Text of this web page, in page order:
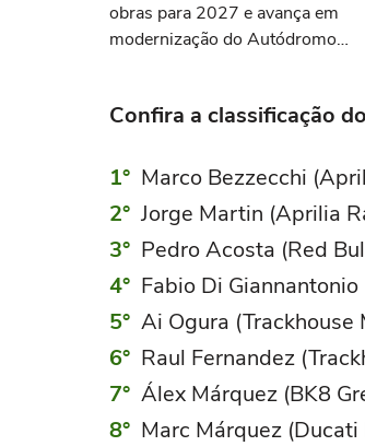
obras para 2027 e avança em
modernização do Autódromo
Confira a classificação
Marco Bezzecchi
Jorge Martin (Aprilia
Pedro Acosta (Red
Fabio Di
Ai Ogura
Raul Fernandez
Álex Márquez (BK8
Marc Márquez